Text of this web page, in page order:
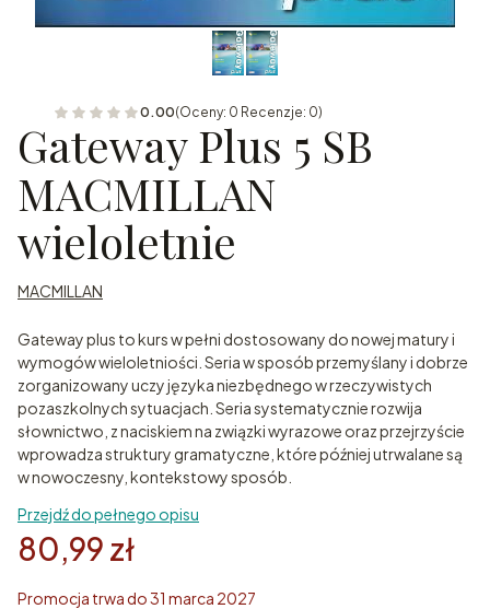
0.00(Oceny: 0 Recenzje: 0)
Gateway Plus 5 SB
MACMILLAN
wieloletnie
MACMILLAN
Gateway plus to kurs w pełni dostosowany do nowej matury i
wymogów wieloletniości. Seria w sposób przemyślany i dobrze
zorganizowany uczy języka niezbędnego w rzeczywistych
pozaszkolnych sytuacjach. Seria systematycznie rozwija
słownictwo, z naciskiem na związki wyrazowe oraz przejrzyście
wprowadza struktury gramatyczne, które później utrwalane są
w nowoczesny, kontekstowy sposób.
Przejdź do pełnego opisu
80,99 zł
Promocja trwa do 31 marca 2027